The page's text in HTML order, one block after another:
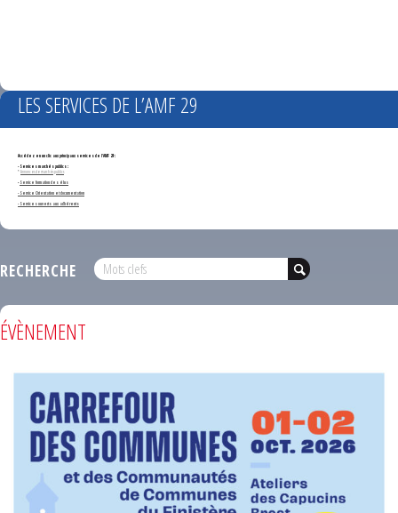
LES SERVICES DE L’AMF 29
Accédez en un clic aux principaux services de l'AMF 29 :
- Services marchés publics :
*Annonces de marchés publics
-Service formation des élus
- Service Orientation et documentation
- Services ouverts aux adhérents
RECHERCHE
ÉVÈNEMENT